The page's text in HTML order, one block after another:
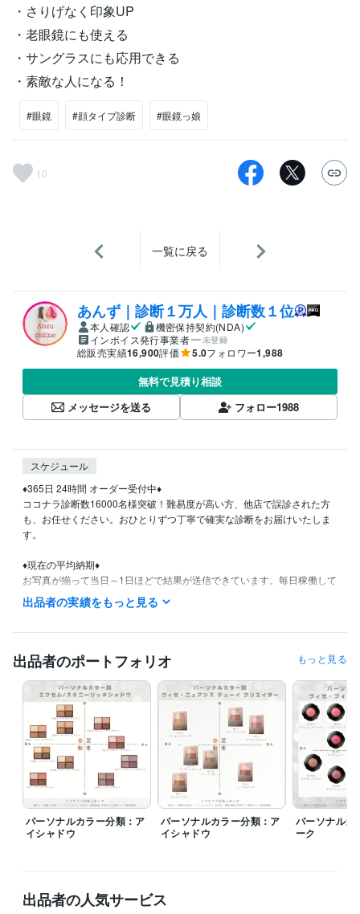
・さりげなく印象UP
・老眼鏡にも使える
・サングラスにも応用できる
・素敵な人になる！
#眼鏡 #顔タイプ診断 #眼鏡っ娘
10
一覧に戻る
あんず｜診断１万人｜診断数１位
本人確認
機密保持契約(NDA)
インボイス発行事業者
未登録
総販売実績16,900評価 5.0フォロワー1,988
無料で見積り相談
メッセージを送る
フォロー1988
スケジュール
♦️365日 24時間 オーダー受付中♦️
ココナラ診断数16000名様突破！難易度が高い方、他店で誤診された方
も、お任せください。おひとりずつ丁寧で確実な診断をお届けいたしま
す。
♦️現在の平均納期♦️
お写真が揃って当日～1日ほどで結果が送信できています。毎日稼働して
おりますので、ご依頼を溜めず速やかな対応を心がけております。（総
合診断は平均納期をご参照下さい）
❤1000円割引・招待コード❤（ココナラ新規登録）
https://coconala.com/invite/6GNEZK
【招待コード】6GNEZK
♦️ココナラ診断数 16000名様 ♦️(2025年)
対面を含め30,000人以上を診断。ココナラ診断件数ナンバー1のプロが
正確に診断します。難易度が高い方もお任せ下さい。スタイリストの経
験を活かした実践しやすいアドバイスと、丁寧な診断結果をご提供しま
す。
【2025年でココナラ9年目】
ご依頼が●16000件●を超え、この数年1日も欠かさず毎日ご依頼頂いてお
方からの高評価を頂いておりますので、レビューを是非ご覧下さい♪
経験職種
出品者の実績をもっと見る
出品者のポートフォリオ もっと見る
パーソナルカラー分類：ア
イシャドウ
パーソナルカラー分類：ア
イシャドウ
パーソナルカ
ーク
出品者の人気サービス